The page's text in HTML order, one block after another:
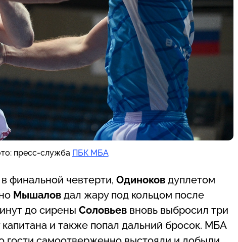
пресс-служба ПБК МБА
финальной чевтерти, Одиноков дуплетом
Мышалов дал жару под кольцом после
до сирены Соловьев вновь выбросил три
и также попал дальний бросок. МБА